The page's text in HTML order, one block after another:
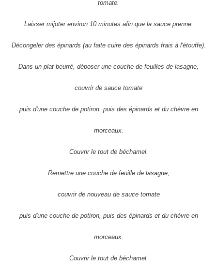
tomate.
Laisser mijoter environ 10 minutes afin que la sauce prenne.
Décongeler des épinards (au faite cuire des épinards frais à l'étouffe).
Dans un plat beurré, déposer une couche de feuilles de lasagne,
couvrir de sauce tomate
puis d'une couche de potiron, puis des épinards et du chèvre en
morceaux.
Couvrir le tout de béchamel.
Remettre une couche de feuille de lasagne,
couvrir de nouveau de sauce tomate
puis d'une couche de potiron, puis des épinards et du chèvre en
morceaux.
Couvrir le tout de béchamel.